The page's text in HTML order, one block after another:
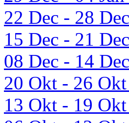
22 Dec - 28
15 Dec - 21
08 Dec - 14
20 Okt - 26
13 Okt - 19